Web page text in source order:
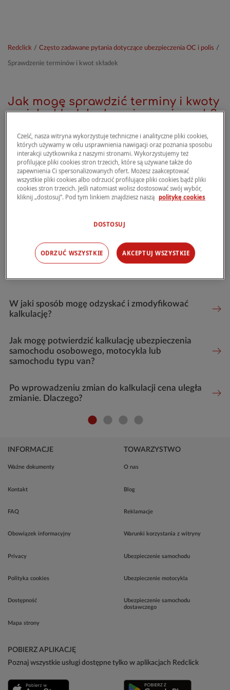
Redclick / Często zadawane pytania dotyczące ubezpieczenia OC i polis /
Sprawdzenie terminów i kwot składek
Jak mogę sprawdzić terminy i kwoty
moich składek ubezpieczeniowych?
Aby zobaczyć szczegóły zakupionych polis, w
tym daty wygaśnięcia i płatności, otwórz
aplikacjęlub wejdź doStrefy Klientana stronie
internetowejredclick.pl.
Po zalogowaniu z użyciem danych dostępu
SZCZEGÓŁY POLISY.
Może cię również zainteresować:
W jaki sposób mogę odzyskać i zmodyfikować
kalkulację?
Jak mogę potwierdzić kalkulację ubezpieczenia
samochodu osobowego, motocykla lub
samochodu typu van?
Po wprowadzeniu zmian do kalkulacji cena uległa
zmianie. Dlaczego?
INFORMACJE
Ważne dokumenty
Kontakt
FAQ
Obowiązek informacyjny
Privacy
Polityka cookies
Dostępność
Mapa strony
TOWARZYSTWO
O nas
Blog
Reklamacje
Warunki korzystania z witryny
Ubezpieczenie samochodu
Ubezpieczenie motocykla
Ubezpieczenie samochodu
dostawczego
POBIERZ APLIKACJĘ
Poznaj wszystkie usługi dostępne tylko w aplikacjach Redclick
Cześć, nasza witryna wykorzystuje techniczne i analityczne pliki cookies,
których używamy w celu usprawnienia nawigacji oraz poznania sposobu
interakcji użytkownika z naszymi stronami. Wykorzystujemy też
profilujące pliki cookies stron trzecich, które są używane także do
zapewnienia Ci spersonalizowanych ofert. Możesz zaakceptować
wszystkie pliki cookies albo odrzucić profilujące pliki cookies bądź pliki
cookies stron trzecich. Jeśli natomiast wolisz dostosować swój wybór,
kliknij „dostosuj”. Pod tym linkiem znajdziesz naszą politykę cookies
DOSTOSUJ
ODRZUĆ WSZYSTKIE AKCEPTUJ WSZYSTKIE